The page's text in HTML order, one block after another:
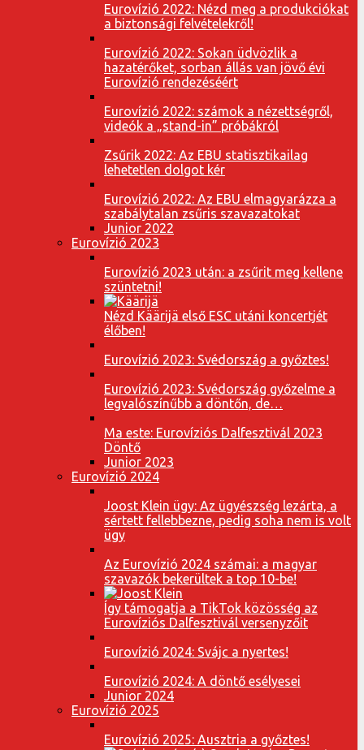
Eurovízió 2022: Nézd meg a produkciókat
a biztonsági felvételekről!
Eurovízió 2022: Sokan üdvözlik a
hazatérőket, sorban állás van jövő évi
Eurovízió rendezéséért
Eurovízió 2022: számok a nézettségről,
videók a „stand-in” próbákról
Zsűrik 2022: Az EBU statisztikailag
lehetetlen dolgot kér
Eurovízió 2022: Az EBU elmagyarázza a
szabálytalan zsűris szavazatokat
Junior 2022
Eurovízió 2023
Eurovízió 2023 után: a zsűrit meg kellene
szüntetni!
Nézd Käärijä első ESC utáni koncertjét
élőben!
Eurovízió 2023: Svédország a győztes!
Eurovízió 2023: Svédország győzelme a
legvalószínűbb a döntőn, de…
Ma este: Eurovíziós Dalfesztivál 2023
Döntő
Junior 2023
Eurovízió 2024
Joost Klein ügy: Az ügyészség lezárta, a
sértett fellebbezne, pedig soha nem is volt
ügy
Az Eurovízió 2024 számai: a magyar
szavazók bekerültek a top 10-be!
Így támogatja a TikTok közösség az
Eurovíziós Dalfesztivál versenyzőit
Eurovízió 2024: Svájc a nyertes!
Eurovízió 2024: A döntő esélyesei
Junior 2024
Eurovízió 2025
Eurovízió 2025: Ausztria a győztes!